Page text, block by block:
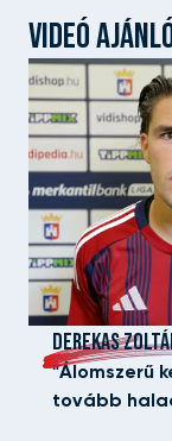
VIDEÓ
DEREKAS
"Álomszerű
tovább